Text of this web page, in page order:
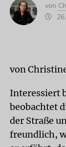
von
von
Interessiert
beobachtet
der Straße
freundlich,